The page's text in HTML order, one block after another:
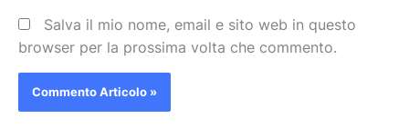
Salva il mio nome, email e sito web in questo
browser per la prossima volta che commento.